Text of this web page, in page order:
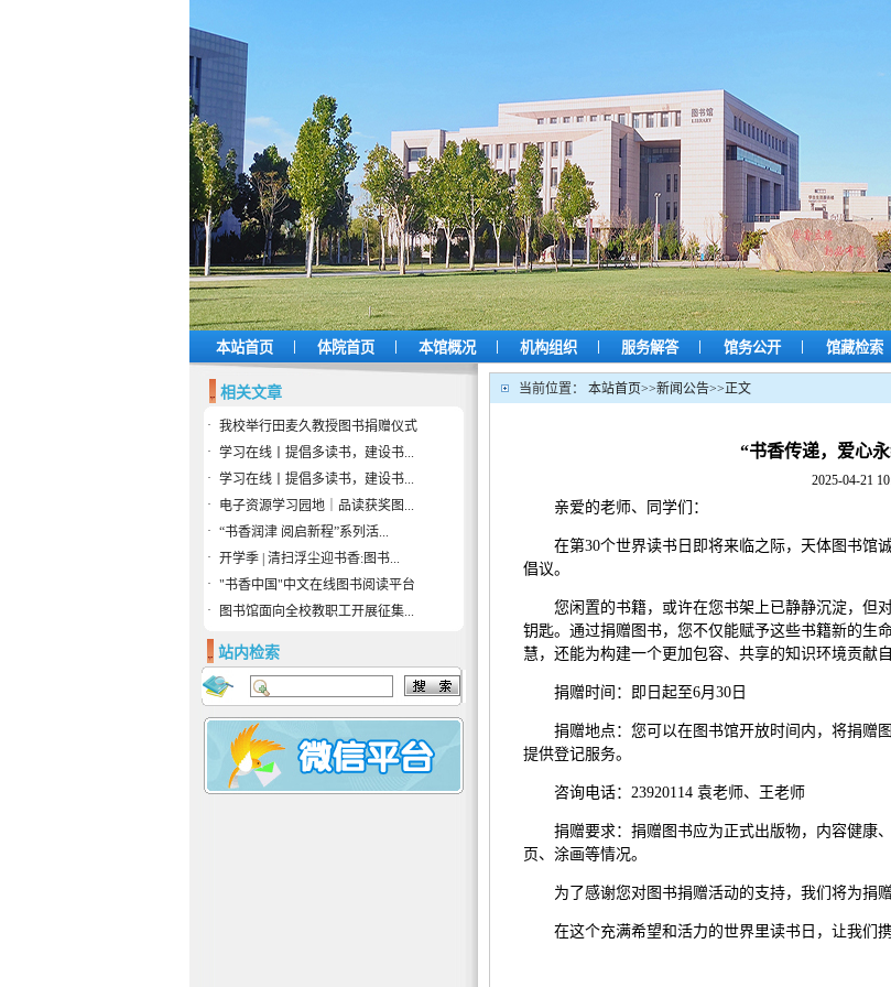
本站首页 | 体院首页 | 本馆概况 | 机构组织 | 服务解答 | 馆务公开 | 馆藏检索
相关文章
· 我校举行田麦久教授图书捐赠仪式
· 学习在线丨提倡多读书，建设书...
· 学习在线丨提倡多读书，建设书...
·
电子资源学习园地｜品读获奖图...
· “书香润津 阅启新程”系列活...
· 开学季 | 清扫浮尘迎书香:图书...
· "书香中国"中文在线图书阅读平台
·
图书馆面向全校教职工开展征集...
站内检索
当前位置： 本站首页>>新闻公告>>正文
“书香传递，爱心
2025-04-21
亲爱的老师、同学们：
在第30个世界读书日即将来临之际，天体图书馆
倡议。
您闲置的书籍，或许在您书架上已静静沉淀，但
钥匙。通过捐赠图书，您不仅能赋予这些书籍新的生
慧，还能为构建一个更加包容、共享的知识环境贡献自
捐赠时间：即日起至6月30日
捐赠地点：您可以在图书馆开放时间内，将捐赠
提供登记服务。
咨询电话：23920114 袁老师、王老师
捐赠要求：捐赠图书应为正式出版物，内容健康
页、涂画等情况。
为了感谢您对图书捐赠活动的支持，我们将为捐
在这个充满希望和活力的世界里读书日，让我们